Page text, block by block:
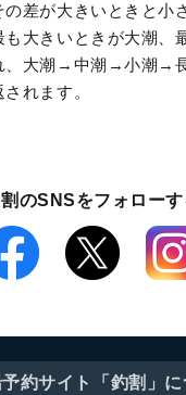
の差が大きいときと小
も大きいときが大潮、
、大潮→中潮→小潮→
れます。
のSNSをフォローす
約サイト「釣割」に